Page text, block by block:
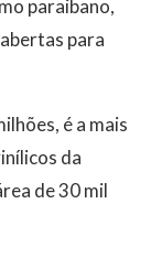
paraibano,
para
é a mais
da
de 30 mil